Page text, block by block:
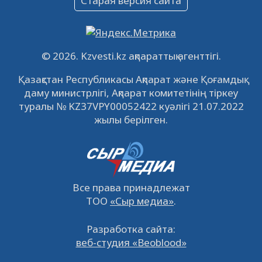
09.12.2022
Свободные рабочие места
встречу с инвесторами в Кызылорде 22
ноября
21.11.2022 14936 0
© 2026. Kzvesti.kz ақпараттық агенттігі.
Қазақстан Республикасы Ақпарат және Қоғамдық
даму министрлігі, Ақпарат комитетінің тіркеу
туралы № KZ37VPY00052422 куәлігі 21.07.2022
жылы берілген.
Все права принадлежат
ТОО «Сыр медиа».
Разработка сайта:
веб-студия «Beoblood»